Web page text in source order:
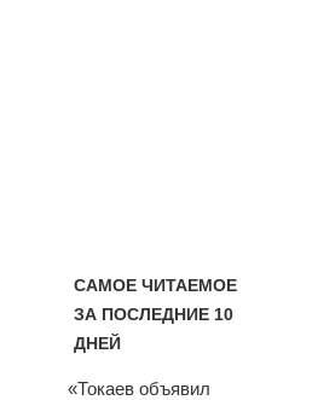
САМОЕ ЧИТАЕМОЕ
ЗА ПОСЛЕДНИЕ 10
ДНЕЙ
«Токаев объявил